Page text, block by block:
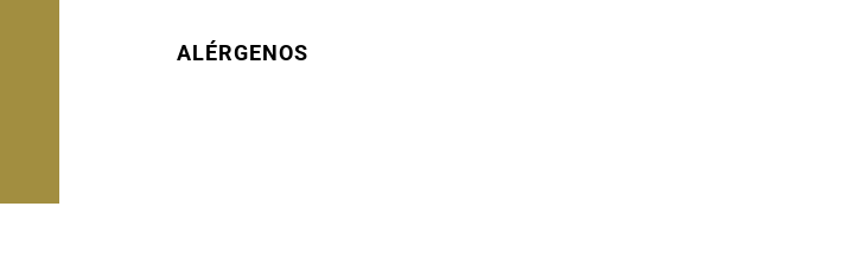
ALÉRGENOS